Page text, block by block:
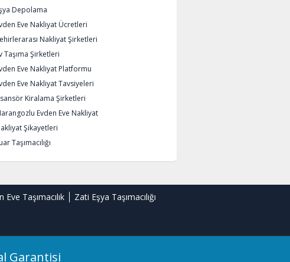
Depolama
Eve Nakliyat Ücretleri
Nakliyat Şirketleri
Taşıma Şirketleri
Eve Nakliyat Platformu
Eve Nakliyat Tavsiyeleri
Kiralama Şirketleri
Evden Eve Nakliyat
Şikayetleri
Taşımacılığı
Eve Taşımacılık Zati Eşya Taşımacılığı
Garantisi